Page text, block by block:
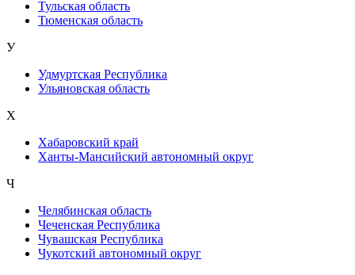
Тульская область
Тюменская область
У
Удмуртская Республика
Ульяновская область
Х
Хабаровский край
Ханты-Мансийский автономный округ
Ч
Челябинская область
Чеченская Республика
Чувашская Республика
Чукотский автономный округ